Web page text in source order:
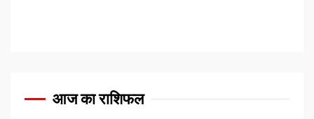
आज का राशिफल